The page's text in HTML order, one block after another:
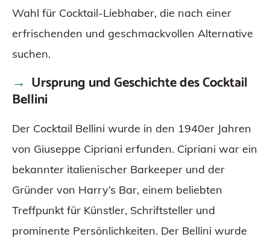
Wahl für Cocktail-Liebhaber, die nach einer
erfrischenden und geschmackvollen Alternative
suchen.
Ursprung und Geschichte des Cocktail
Bellini
Der Cocktail Bellini wurde in den 1940er Jahren
von Giuseppe Cipriani erfunden. Cipriani war ein
bekannter italienischer Barkeeper und der
Gründer von Harry’s Bar, einem beliebten
Treffpunkt für Künstler, Schriftsteller und
prominente Persönlichkeiten. Der Bellini wurde